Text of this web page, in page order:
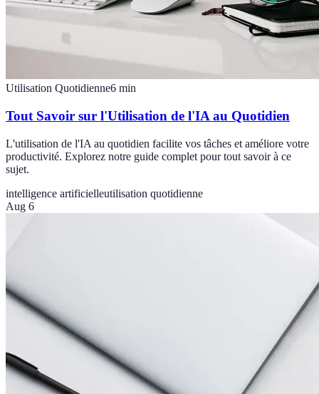
Utilisation Quotidienne6 min
Tout Savoir sur l'Utilisation de l'IA au Quotidien
L'utilisation de l'IA au quotidien facilite vos tâches et améliore votre
productivité. Explorez notre guide complet pour tout savoir à ce
sujet.
intelligence artificielleutilisation quotidienne
Aug 6